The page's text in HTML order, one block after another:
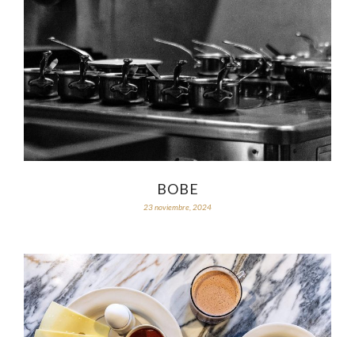
BOBE
23 noviembre, 2024